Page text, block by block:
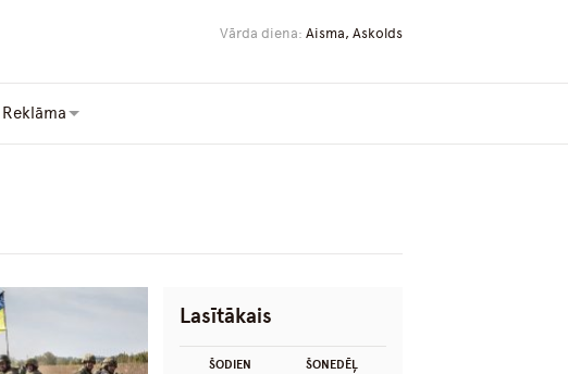
Vārda diena: Aisma, Askolds
Reklāma
Lasītākais
ŠODIEN ŠONEDĒĻ